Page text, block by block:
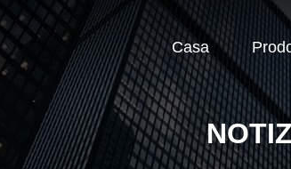
Casa